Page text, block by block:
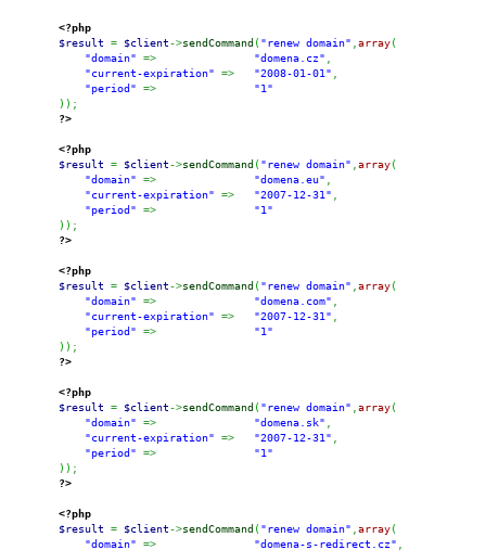
<?php
$result
= $client->sendCommand ("renew domain" array(
"domain"
=> "domena.cz"
"current-expiration"
=> "2008-01-01"
"period"
=>
"1"
) ) ;
?>
<?php
$result
= $client->sendCommand ("renew domain" array(
"domain"
=> "domena.eu"
"current-expiration"
=> "2007-12-31"
"period"
=>
"1"
) ) ;
?>
<?php
$result
= $client->sendCommand ("renew domain" array(
"domain"
=> "domena.com"
"current-expiration"
=> "2007-12-31"
"period"
=>
"1"
) ) ;
?>
<?php
$result
= $client->sendCommand ("renew domain" array(
"domain"
=> "domena.sk"
"current-expiration"
=> "2007-12-31"
"period"
=>
"1"
) ) ;
?>
<?php
$result
= $client->sendCommand ("renew domain" array(
"domain"
=> "domena-s-redirect.cz"